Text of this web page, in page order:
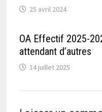
25 avril 2024
OA Effectif 2025-
attendant d’autres
14 juillet 2025